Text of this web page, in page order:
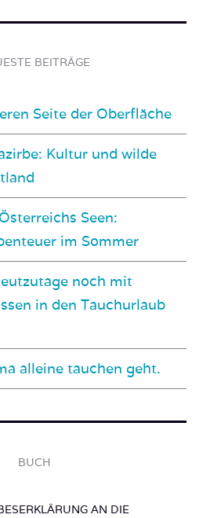
BEITRÄGE
Seite der Oberfläche
Kultur und wilde
Seen:
im Sommer
noch mit
in den Tauchurlaub
alleine tauchen geht.
BUCH
AN DIE